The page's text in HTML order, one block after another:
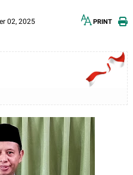
02, 2025
30px
PRINT